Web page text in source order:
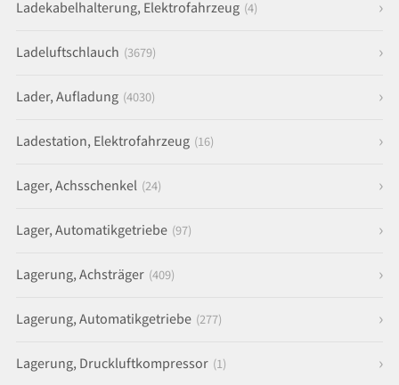
Ladekabelhalterung, Elektrofahrzeug (4)
Ladeluftschlauch (3679)
Lader, Aufladung (4030)
Ladestation, Elektrofahrzeug (16)
Lager, Achsschenkel (24)
Lager, Automatikgetriebe (97)
Lagerung, Achsträger (409)
Lagerung, Automatikgetriebe (277)
Lagerung, Druckluftkompressor (1)